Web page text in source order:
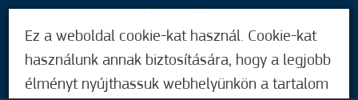
BEJELENTKEZÉS
Ez a weboldal cookie-kat használ. Cookie-kat
használunk annak biztosítására, hogy a legjobb
élményt nyújthassuk webhelyünkön a tartalom